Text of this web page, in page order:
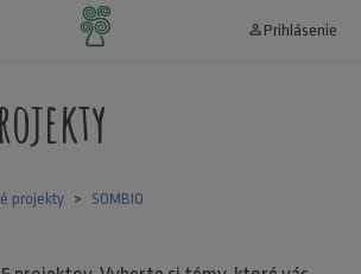
person_outline Prihlásenie
projekty SOMBIO